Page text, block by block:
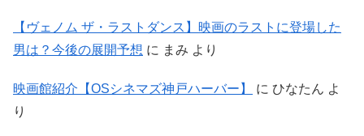
【ヴェノム ザ・ラストダンス】映画のラストに登場した
男は？今後の展開予想 に まみ より
映画館紹介【OSシネマズ神戸ハーバー】 に ひなたん よ
り